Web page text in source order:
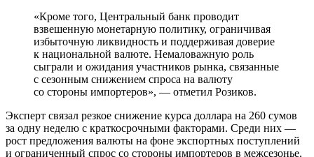
«Кроме того, Центральный банк проводит
взвешенную монетарную политику, ограничивая
избыточную ликвидность и поддерживая доверие
к национальной валюте. Немаловажную роль
сыграли и ожидания участников рынка, связанные
с сезонным снижением спроса на валюту
со стороны импортеров», — отметил Розиков.
Эксперт связал резкое снижение курса доллара на 260 сумов
за одну неделю с краткосрочными факторами. Среди них —
рост предложения валюты на фоне экспортных поступлений
и ограниченный спрос со стороны импортеров в межсезонье.